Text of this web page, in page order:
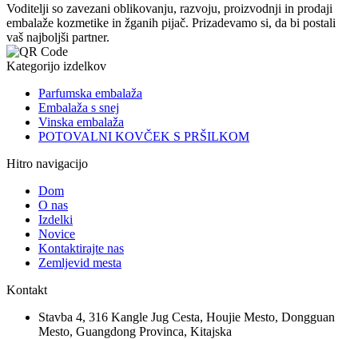
Voditelji so zavezani oblikovanju, razvoju, proizvodnji in prodaji
embalaže kozmetike in žganih pijač. Prizadevamo si, da bi postali
vaš najboljši partner.
Kategorijo izdelkov
Parfumska embalaža
Embalaža s snej
Vinska embalaža
POTOVALNI KOVČEK S PRŠILKOM
Hitro navigacijo
Dom
O nas
Izdelki
Novice
Kontaktirajte nas
Zemljevid mesta
Kontakt
Stavba 4, 316 Kangle Jug Cesta, Houjie Mesto, Dongguan
Mesto, Guangdong Provinca, Kitajska